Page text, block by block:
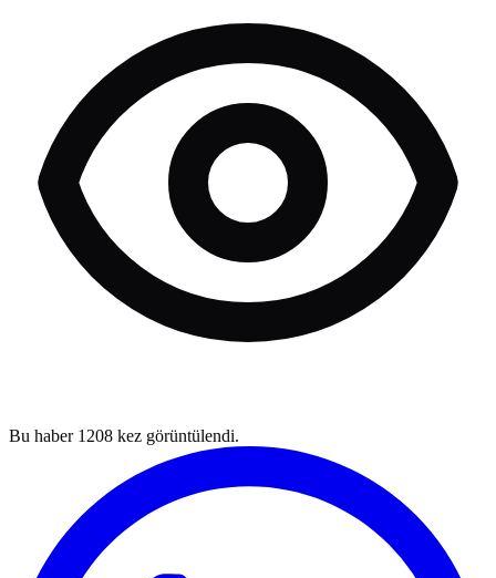
Bu haber 1208 kez görüntülendi.